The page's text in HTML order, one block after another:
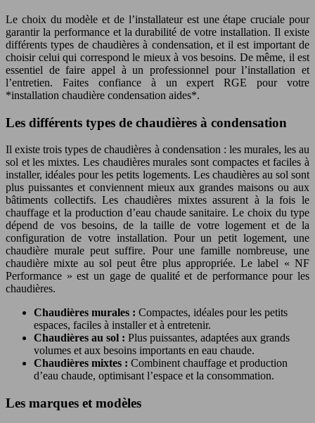
Le choix du modèle et de l’installateur est une étape cruciale pour
garantir la performance et la durabilité de votre installation. Il existe
différents types de chaudières à condensation, et il est important de
choisir celui qui correspond le mieux à vos besoins. De même, il est
essentiel de faire appel à un professionnel pour l’installation et
l’entretien. Faites confiance à un expert RGE pour votre
*installation chaudière condensation aides*.
Les différents types de chaudières à condensation
Il existe trois types de chaudières à condensation : les murales, les au
sol et les mixtes. Les chaudières murales sont compactes et faciles à
installer, idéales pour les petits logements. Les chaudières au sol sont
plus puissantes et conviennent mieux aux grandes maisons ou aux
bâtiments collectifs. Les chaudières mixtes assurent à la fois le
chauffage et la production d’eau chaude sanitaire. Le choix du type
dépend de vos besoins, de la taille de votre logement et de la
configuration de votre installation. Pour un petit logement, une
chaudière murale peut suffire. Pour une famille nombreuse, une
chaudière mixte au sol peut être plus appropriée. Le label « NF
Performance » est un gage de qualité et de performance pour les
chaudières.
Chaudières murales : Compactes, idéales pour les petits
espaces, faciles à installer et à entretenir.
Chaudières au sol : Plus puissantes, adaptées aux grands
volumes et aux besoins importants en eau chaude.
Chaudières mixtes : Combinent chauffage et production
d’eau chaude, optimisant l’espace et la consommation.
Les marques et modèles